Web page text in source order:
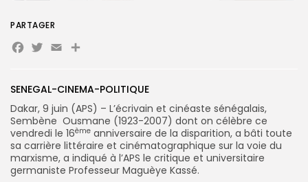
Search
for:
SENEGAL-CINEMA-POLITIQUE
Dakar, 9 juin (APS) – L’écrivain et cinéaste sénégalais,
Sembène Ousmane (1923-2007) dont on célèbre ce
vendredi le 16ème anniversaire de la disparition, a bâti toute
sa carrière littéraire et cinématographique sur la voie du
marxisme, a indiqué à l’APS le critique et universitaire
germaniste Professeur Maguèye Kassé.
PARTAGER
Facebook
Twitter
EmailPartager